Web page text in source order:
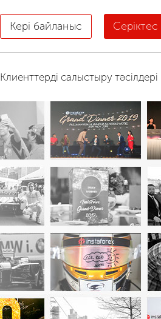
Кері байланыс
Клиенттерді салыстыру тәсілдері